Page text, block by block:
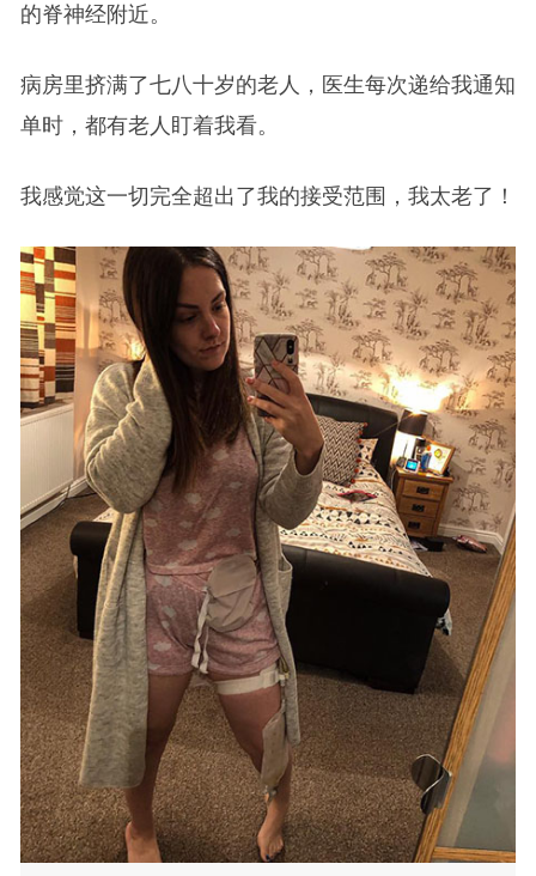
的脊神经附近。
病房里挤满了七八十岁的老人，医生每次递给我通知
单时，都有老人盯着我看。
我感觉这一切完全超出了我的接受范围，我太老了！